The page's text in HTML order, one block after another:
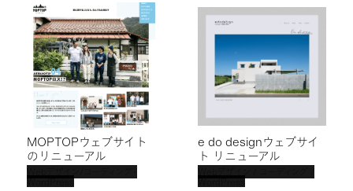
MOPTOPウェブサイト
のリニューアル
e do designウェブサイ
ト リニューアル